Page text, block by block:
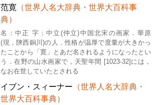
范寛 （世界人名大辞典・世界大百科事
典）
名：中正 字：中立(仲立)中国北宋の画家．華原
(現，陝西銅川)の人．性格が温厚で度量が大きかっ
たことから「寛」とあだ名されるようになったとい
う．在野の山水画家で，天聖年間 [1023-32]には，
なお在世していたとされる
イブン・スィーナー （世界人名大辞典・
世界大百科事典）